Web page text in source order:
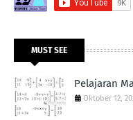
MUST SEE
Pelajaran
Oktober 12,